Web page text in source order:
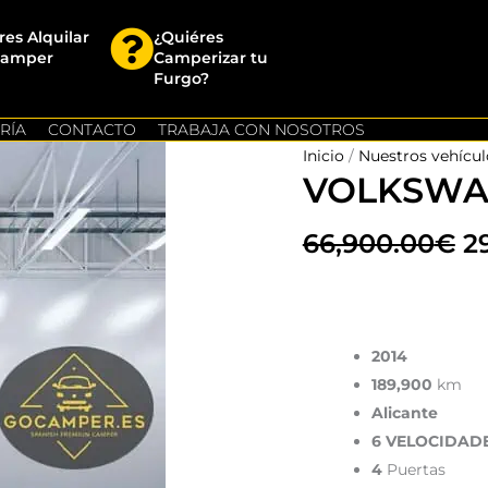
Alquilar
¿Quiéres
Camperizar tu
Furgo?
CONTACTO
TRABAJA CON NOSOTROS
Inicio/ Nuestros
66,900.00€
El
2014
189,900 km
Alicante
6
4Puertas